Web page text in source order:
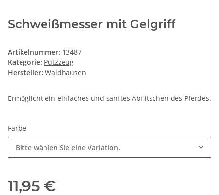
Schweißmesser mit Gelgriff
Artikelnummer: 13487
Kategorie: Putzzeug
Hersteller: Waldhausen
Ermöglicht ein einfaches und sanftes Abflitschen des Pferdes.
Farbe
Bitte wählen Sie eine Variation.
11,95 €